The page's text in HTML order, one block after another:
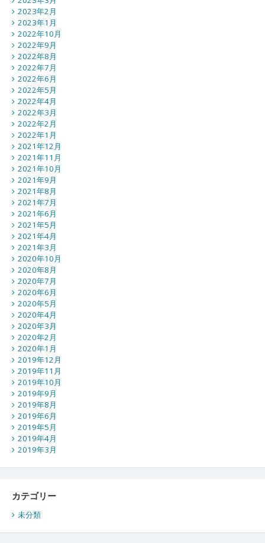
2023年2月
2023年1月
2022年10月
2022年9月
2022年8月
2022年7月
2022年6月
2022年5月
2022年4月
2022年3月
2022年2月
2022年1月
2021年12月
2021年11月
2021年10月
2021年9月
2021年8月
2021年7月
2021年6月
2021年5月
2021年4月
2021年3月
2020年10月
2020年8月
2020年7月
2020年6月
2020年5月
2020年4月
2020年3月
2020年2月
2020年1月
2019年12月
2019年11月
2019年10月
2019年9月
2019年8月
2019年6月
2019年5月
2019年4月
2019年3月
カテゴリー
未分類